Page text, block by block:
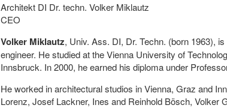
Architekt DI Dr. techn. Volker Miklautz
CEO
Volker Miklautz, Univ. Ass. DI, Dr. Techn. (born 1963),
engineer. He studied at the Vienna University of
Innsbruck. In 2000, he earned his diploma under
He worked in architectural studios in Vienna, Graz and
Lorenz, Josef Lackner, Ines and Reinhold Bösch, Volker